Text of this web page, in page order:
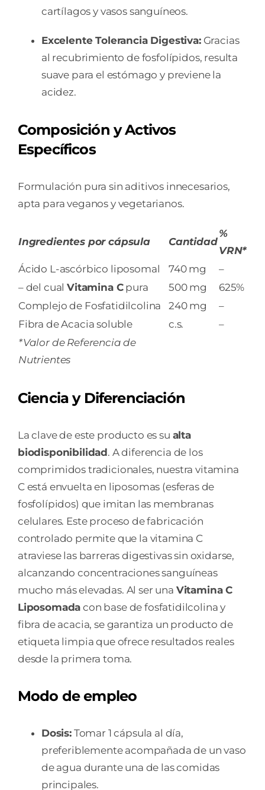
cartílagos y vasos sanguíneos.
Excelente Tolerancia Digestiva:Gracias
al recubrimiento de fosfolípidos, resulta
suave para el estómago y previene la
acidez.
Composición y Activos
Específicos
Formulación pura sin aditivos innecesarios,
apta para veganos y vegetarianos.
Ingredientes por cápsula Cantidad
%
VRN*
Ácido L-ascórbico liposomal
740 mg
–
– del cualVitamina Cpura 500 mg
625%
Complejo de Fosfatidilcolina
240 mg
–
Fibra de Acacia soluble
c.s.
–
*Valor de Referencia de
Nutrientes
Ciencia y Diferenciación
La clave de este producto es su alta
biodisponibilidad. A diferencia de los
comprimidos tradicionales, nuestra vitamina
C está envuelta en liposomas (esferas de
fosfolípidos) que imitan las membranas
celulares. Este proceso de fabricación
controlado permite que la vitamina C
atraviese las barreras digestivas sin oxidarse,
alcanzando concentraciones sanguíneas
mucho más elevadas. Al ser una Vitamina C
Liposomada con base de fosfatidilcolina y
fibra de acacia, se garantiza un producto de
etiqueta limpia que ofrece resultados reales
desde la primera toma.
Modo de empleo
Dosis:Tomar 1 cápsula al día,
preferiblemente acompañada de un vaso
de agua durante una de las comidas
principales.